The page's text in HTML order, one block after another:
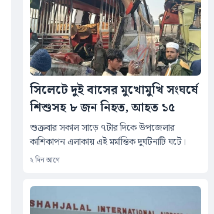
সিলেটে দুই বাসের মুখোমুখি সংঘর্ষে
শিশুসহ ৮ জন নিহত, আহত ১৫
শুক্রবার সকাল সাড়ে ৭টার দিকে উপজেলার
কাশিকাপন এলাকায় এই মর্মান্তিক দুর্ঘটনাটি ঘটে।
২ দিন আগে